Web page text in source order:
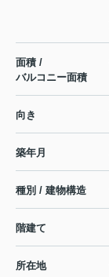
面積 /
バルコニー面積
向き
築年月
種別 / 建物構造
階建て
所在地